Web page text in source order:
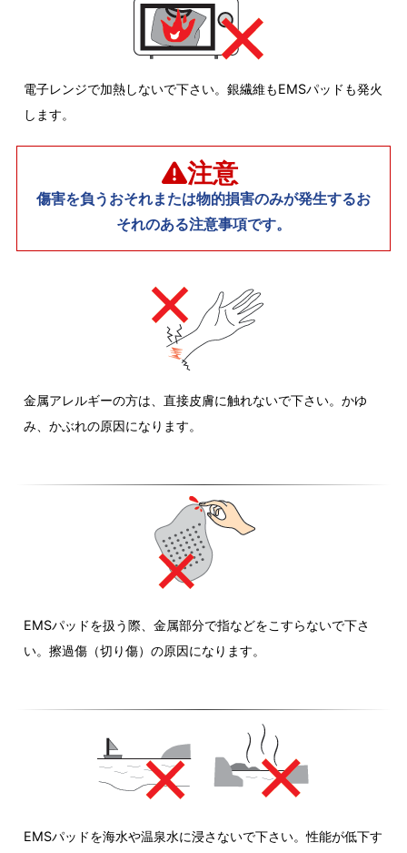
電子レンジで加熱しないで下さい。銀繊維もEMSパッドも発火
します。
注意
傷害を負うおそれまたは物的損害のみが発生するお
それのある注意事項です。
金属アレルギーの方は、直接皮膚に触れないで下さい。かゆ
み、かぶれの原因になります。
EMSパッドを扱う際、金属部分で指などをこすらないで下さ
い。擦過傷（切り傷）の原因になります。
EMSパッドを海水や温泉水に浸さないで下さい。性能が低下す